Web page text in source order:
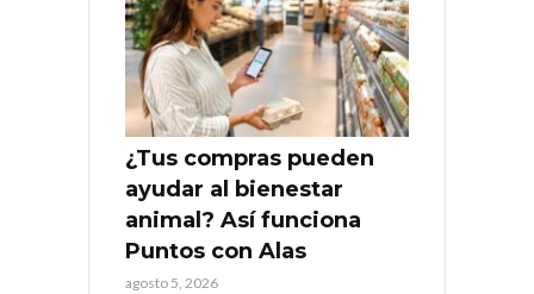
¿Tus compras pueden
ayudar al bienestar
animal? Así funciona
Puntos con Alas
agosto 5, 2026